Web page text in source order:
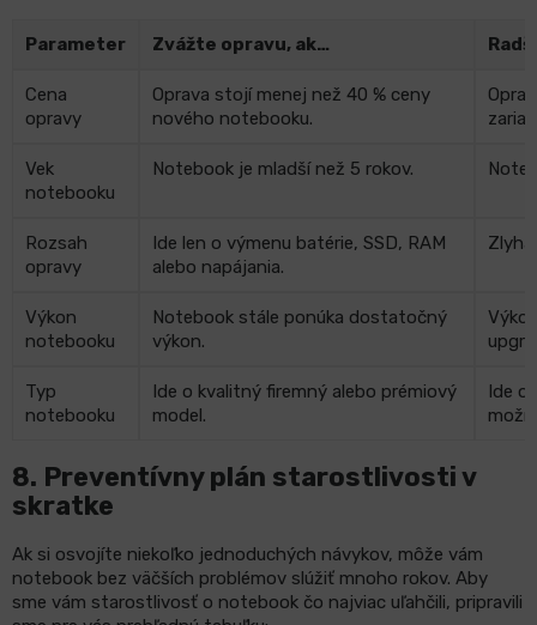
Parameter Zvážte opravu, ak…
Cena
opravy
Oprava stojí menej než 40 % ceny
nového notebooku.
Vek
notebooku
Notebook je mladší než 5 rokov.
Rozsah
opravy
Ide len o výmenu batérie, SSD, RAM
alebo napájania.
Výkon
notebooku
Notebook stále ponúka dostatočný
výkon.
Typ
notebooku
Ide o kvalitný firemný alebo prémiový
model.
Ide
8. Preventívny plán starostlivosti v
skratke
Ak si osvojíte niekoľko jednoduchých návykov, môže vám
notebook bez väčších problémov slúžiť mnoho rokov. Aby
sme vám starostlivosť o notebook čo najviac uľahčili, pripravili